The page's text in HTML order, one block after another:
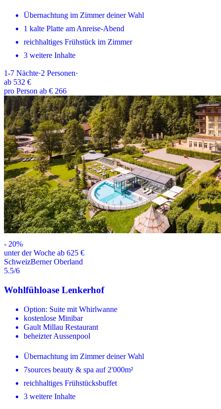
Übernachtung im Zimmer deiner Wahl
1 kalte Platte am Anreise-Abend
reichhaltiges Frühstück im Zimmer
3 weitere Inhalte
1-7 Nächte·2 Personen·
ab 532 €
pro Person ab € 266
- 20%
unter der Woche ab 625 €
SchweizBerner Oberland
5.5/6
Wohlfühloase Lenkerhof
Option: Suite mit Whirlwanne
kostenlose Minibar
Gault Millau Restaurant
beheizter Aussenpool
Übernachtung im Zimmer deiner Wahl
7sources beauty & spa auf 2'000m²
reichhaltiges Frühstücksbuffet
3 weitere Inhalte